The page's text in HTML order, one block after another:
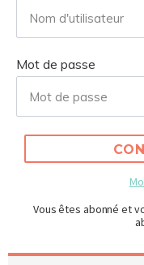
Mot de passe
Vous êtes abonné et